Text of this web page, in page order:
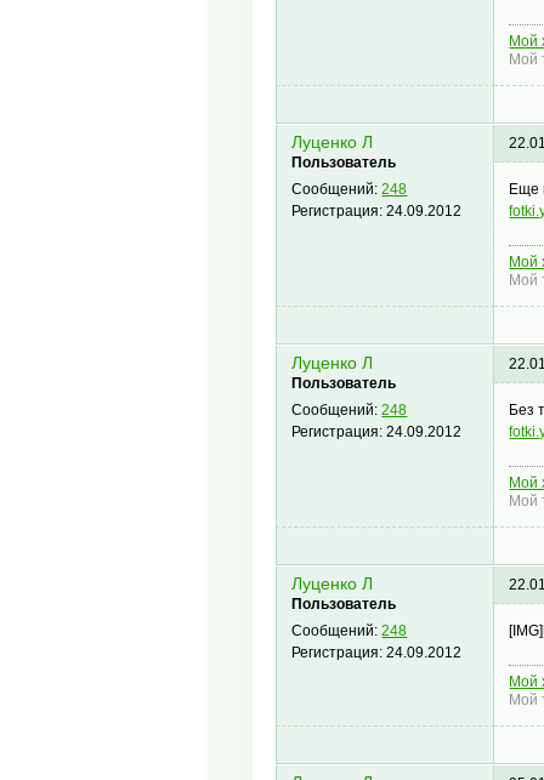
Мой
Мой
Луценко Л
Пользователь
Сообщений:248
Регистрация:24.09.2012
Еще
Мой
Мой
Луценко Л
Пользователь
Сообщений:248
Регистрация:24.09.2012
Без
Мой
Мой
Луценко Л
Пользователь
Сообщений:248
Регистрация:24.09.2012
[IMG]
Мой
Мой